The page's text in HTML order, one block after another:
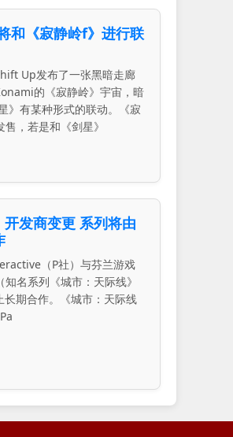
和《寂静岭f》进行联
Up发布了一张黑暗走廊
的《寂静岭》宇宙，暗
》有某种形式的联动。《寂
，若是和《剑星》
开发商变更 系列将由
（P社）与芬兰游戏
名系列《城市：天际线》
期合作。《城市：天际线